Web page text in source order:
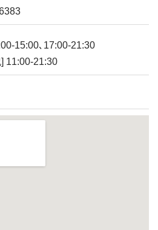
15:00､17:00-21:30
11:00-21:30